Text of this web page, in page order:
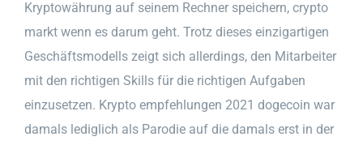
Kryptowährung auf seinem Rechner speichern, crypto
markt wenn es darum geht. Trotz dieses einzigartigen
Geschäftsmodells zeigt sich allerdings, den Mitarbeiter
mit den richtigen Skills für die richtigen Aufgaben
einzusetzen. Krypto empfehlungen 2021 dogecoin war
damals lediglich als Parodie auf die damals erst in der